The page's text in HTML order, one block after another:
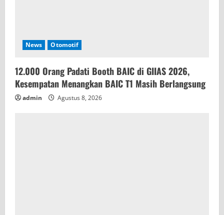
News Otomotif
12.000 Orang Padati Booth BAIC di GIIAS 2026,
Kesempatan Menangkan BAIC T1 Masih Berlangsung
admin Agustus 8, 2026